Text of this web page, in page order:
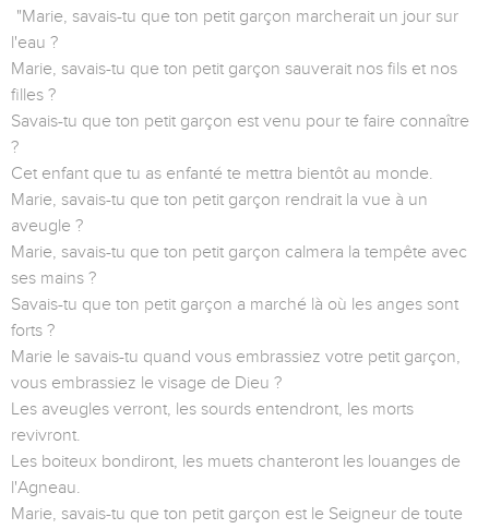
"Marie, savais-tu que ton petit garçon marcherait un jour sur
l'eau ?
Marie, savais-tu que ton petit garçon sauverait nos fils et nos
filles ?
Savais-tu que ton petit garçon est venu pour te faire connaître
?
Cet enfant que tu as enfanté te mettra bientôt au monde.
Marie, savais-tu que ton petit garçon rendrait la vue à un
aveugle ?
Marie, savais-tu que ton petit garçon calmera la tempête avec
ses mains ?
Savais-tu que ton petit garçon a marché là où les anges sont
forts ?
Marie le savais-tu quand vous embrassiez votre petit garçon,
vous embrassiez le visage de Dieu ?
Les aveugles verront, les sourds entendront, les morts
revivront.
Les boiteux bondiront, les muets chanteront les louanges de
l'Agneau.
Marie, savais-tu que ton petit garçon est le Seigneur de toute